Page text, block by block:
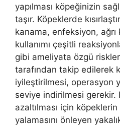
yapılması köpeğinizin
taşır. Köpeklerde
kanama, enfeksiyon, ağrı
kullanımı çeşitli
gibi ameliyata özgü
tarafından takip edilerek
iyileştirilmesi, operasyon
seviye indirilmesi gerekir.
azaltılması için
yalamasını önleyen